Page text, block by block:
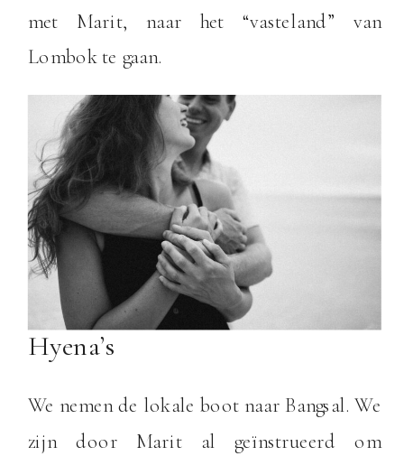
met Marit, naar het “vasteland” van
Lombok te gaan.
Hyena’s
We nemen de lokale boot naar Bangsal. We
zijn door Marit al geïnstrueerd om